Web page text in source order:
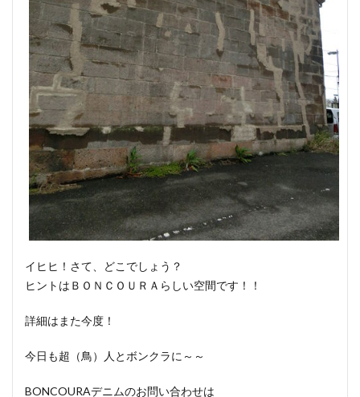
イヒヒ！さて、どこでしょう？
ヒントはＢＯＮＣＯＵＲＡらしい空間です！！
詳細はまた今度！
今日も超（鳥）人とボンクラに～～
BONCOURAデニムのお問い合わせは